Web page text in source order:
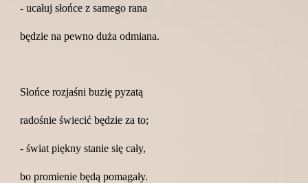
- ucałuj słońce z samego rana
będzie na pewno duża odmiana.
Słońce rozjaśni buzię pyzatą
radośnie świecić będzie za to;
- świat piękny stanie się cały,
bo promienie będą pomagały.